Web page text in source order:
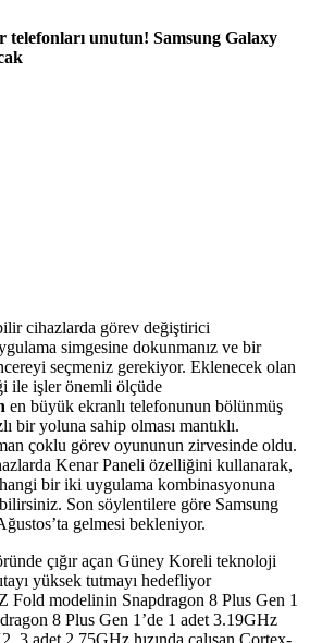
unutun! Samsung Galaxy
cihazlarda görev değiştirici
simgesine dokunmanız ve bir
seçmeniz gerekiyor. Eklenecek olan
ile işler önemli ölçüde
en büyük ekranlı telefonunun bölünmüş
bir yoluna sahip olması mantıklı.
çoklu görev oyununun zirvesinde oldu.
Kenar Paneli özelliğini kullanarak,
bir iki uygulama kombinasyonuna
Son söylentilere göre Samsung
gelmesi bekleniyor.
çığır açan Güney Koreli teknoloji
yüksek tutmayı hedefliyor
Fold modelinin Snapdragon 8 Plus Gen 1
8 Plus Gen 1’de 1 adet 3.19GHz